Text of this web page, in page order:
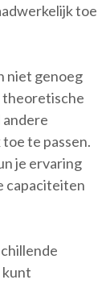
toe
niet genoeg
theoretische
andere
te passen.
je ervaring
capaciteiten
kunt